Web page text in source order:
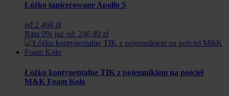
Łóżko tapicerowane Apollo S
od 2 468 zł
Rata 0% już od: 246,80 zł
Łóżko kontynentalne TIK z pojemnikiem na pościel
M&K Foam Koło